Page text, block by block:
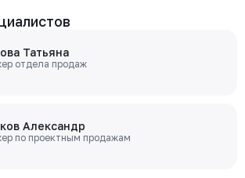
Татьяна
отдела продаж
Александр
по проектным продажам